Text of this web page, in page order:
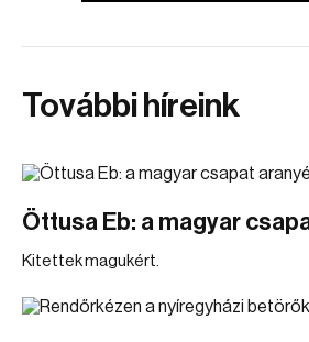
További híreink
Öttusa Eb: a magyar
Kitettek magukért.